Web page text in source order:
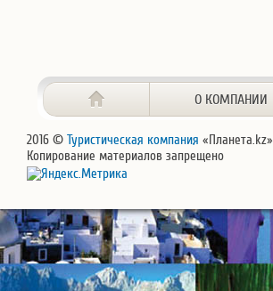
О КОМПАНИИ
2016 © Туристическая компания «Планета.kz»
Копирование материалов запрещено